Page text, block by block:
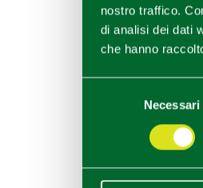
nostro traffico.
di analisi dei dati
che hanno
Necessari